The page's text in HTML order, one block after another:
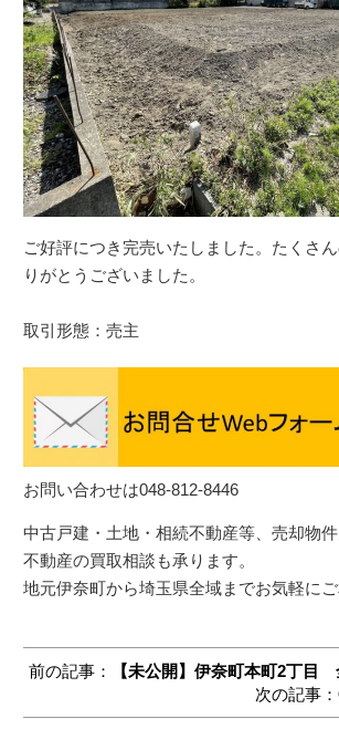
ご好評につき完売いたしました。たくさ
りがとうございました。
お問い合わせは048-812-8446
中古戸建・土地・相続不動産等、売却物件
不動産の買取相談も承ります。
前の記事：
【未公開】伊奈町本町2丁
次の記事：